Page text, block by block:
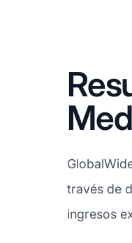
través de
ingresos